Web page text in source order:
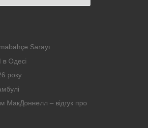
Sarayı
в Одесі
року
МакДоннелл – відгук про